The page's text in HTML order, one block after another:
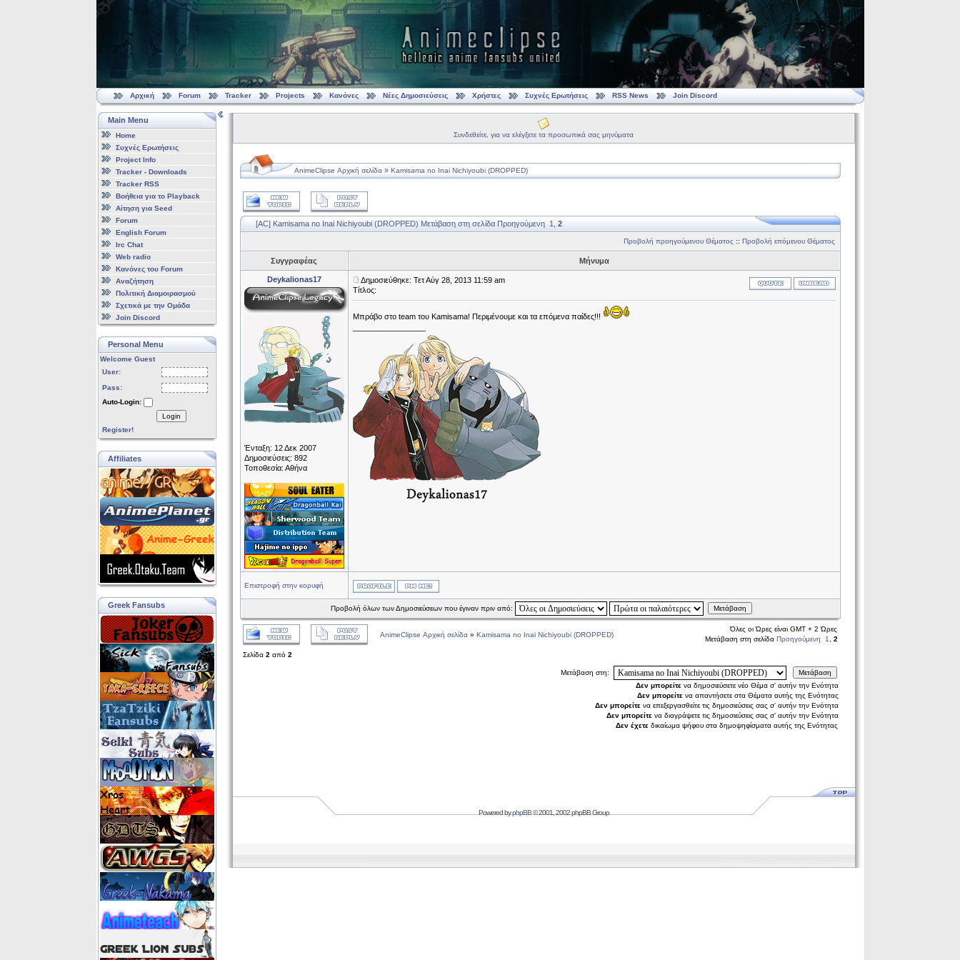
Αρχική Forum Tracker Projects Κανόνες Νέες Δημοσιεύσεις Χρήστες Συχνές Ερωτήσεις RSS News Join Discord
Main Menu
Home
Συχνές Ερωτήσεις
Project Info
Tracker - Downloads
Tracker RSS
Βοήθεια για το Playback
Αίτηση για Seed
Forum
English Forum
Irc Chat
Web radio
Κανόνες του Forum
Αναζήτηση
Πολιτική Διαμοιρασμού
Σχετικά με την Ομάδα
Join Discord
Personal Menu
Welcome Guest
User:
Pass:
Auto-Login:
Login
Register!
Affiliates
Greek Fansubs
Συνδεθείτε, για να ελέγξετε τα προσωπικά σας μηνύματα
AnimeClipse Αρχική σελίδα» Kamisama no Inai Nichiyoubi (DROPPED)
[AC] Kamisama no Inai Nichiyoubi (DROPPED) Μετάβαση στη σελίδα Προηγούμενη 1 2
Προβολή προηγούμενου Θέματος :: Προβολή επόμενου Θέματος
Συγγραφέας Μήνυμα
Deykalionas17
Ένταξη: 12 Δεκ 2007
Δημοσιεύσεις: 892
Τοποθεσία: Αθήνα
Δημοσιεύθηκε: Τετ Αύγ 28, 2013 11:59 am
Τίτλος:
Μπράβο στο team του Kamisama! Περιμένουμε και τα επόμενα παίδες!!!
Επιστροφή στην κορυφή
Προβολή όλων των Δημοσιεύσεων που έγιναν πριν από: Μετάβαση
AnimeClipse Αρχική σελίδα» Kamisama no Inai Nichiyoubi (DROPPED)
Όλες οι Ώρες είναι GMT + 2 Ώρες
Μετάβαση στη σελίδα Προηγούμενη 1
2
Σελίδα 2 από 2
Μετάβαση στη:
Μετάβαση
Δεν μπορείτενα δημοσιεύσετε νέο Θέμα σ' αυτήν την Ενότητα
Δεν μπορείτενα απαντήσετε στα Θέματα αυτής της Ενότητας
Δεν μπορείτενα επεξεργασθείτε τις δημοσιεύσεις σας σ' αυτήν την Ενότητα
Δεν μπορείτενα διαγράψετε τις δημοσιεύσεις σας σ' αυτήν την Ενότητα
Δεν έχετεδικαίωμα ψήφου στα δημοψηφίσματα αυτής της Ενότητας
Powered byphpBB© 2001, 2002 phpBB Group